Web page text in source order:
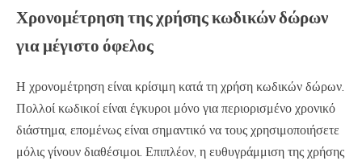
Χρονομέτρηση της χρήσης κωδικών δώρων
για μέγιστο όφελος
Η χρονομέτρηση είναι κρίσιμη κατά τη χρήση κωδικών δώρων.
Πολλοί κωδικοί είναι έγκυροι μόνο για περιορισμένο χρονικό
διάστημα, επομένως είναι σημαντικό να τους χρησιμοποιήσετε
μόλις γίνουν διαθέσιμοι. Επιπλέον, η ευθυγράμμιση της χρήσης